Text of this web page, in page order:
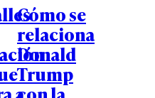
Cómo se
relaciona
Donald
Trump